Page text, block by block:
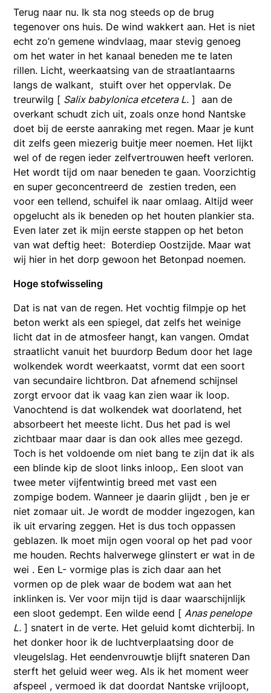
Terug naar nu. Ik sta nog steeds op de brug
tegenover ons huis. De wind wakkert aan. Het is niet
echt zo’n gemene windvlaag, maar stevig genoeg
om het water in het kanaal beneden me te laten
rillen. Licht, weerkaatsing van de straatlantaarns
langs de walkant, stuift over het oppervlak. De
treurwilg [ Salix babylonica etcetera L. ] aan de
overkant schudt zich uit, zoals onze hond Nantske
doet bij de eerste aanraking met regen. Maar je kunt
dit zelfs geen miezerig buitje meer noemen. Het lijkt
wel of de regen ieder zelfvertrouwen heeft verloren.
Het wordt tijd om naar beneden te gaan. Voorzichtig
en super geconcentreerd de zestien treden, een
voor een tellend, schuifel ik naar omlaag. Altijd weer
opgelucht als ik beneden op het houten plankier sta.
Even later zet ik mijn eerste stappen op het beton
van wat deftig heet: Boterdiep Oostzijde. Maar wat
wij hier in het dorp gewoon het Betonpad noemen.
Hoge stofwisseling
Dat is nat van de regen. Het vochtig filmpje op het
beton werkt als een spiegel, dat zelfs het weinige
licht dat in de atmosfeer hangt, kan vangen. Omdat
straatlicht vanuit het buurdorp Bedum door het lage
wolkendek wordt weerkaatst, vormt dat een soort
van secundaire lichtbron. Dat afnemend schijnsel
zorgt ervoor dat ik vaag kan zien waar ik loop.
Vanochtend is dat wolkendek wat doorlatend, het
absorbeert het meeste licht. Dus het pad is wel
zichtbaar maar daar is dan ook alles mee gezegd.
Toch is het voldoende om niet bang te zijn dat ik als
een blinde kip de sloot links inloop,. Een sloot van
twee meter vijfentwintig breed met vast een
zompige bodem. Wanneer je daarin glijdt , ben je er
niet zomaar uit. Je wordt de modder ingezogen, kan
ik uit ervaring zeggen. Het is dus toch oppassen
geblazen. Ik moet mijn ogen vooral op het pad voor
me houden. Rechts halverwege glinstert er wat in de
wei . Een L- vormige plas is zich daar aan het
vormen op de plek waar de bodem wat aan het
inklinken is. Ver voor mijn tijd is daar waarschijnlijk
een sloot gedempt. Een wilde eend [Anas penelope
L. ] snatert in de verte. Het geluid komt dichterbij. In
het donker hoor ik de luchtverplaatsing door de
vleugelslag. Het eendenvrouwtje blijft snateren Dan
sterft het geluid weer weg. Als ik het moment weer
afspeel , vermoed ik dat doordat Nantske vrijloopt,